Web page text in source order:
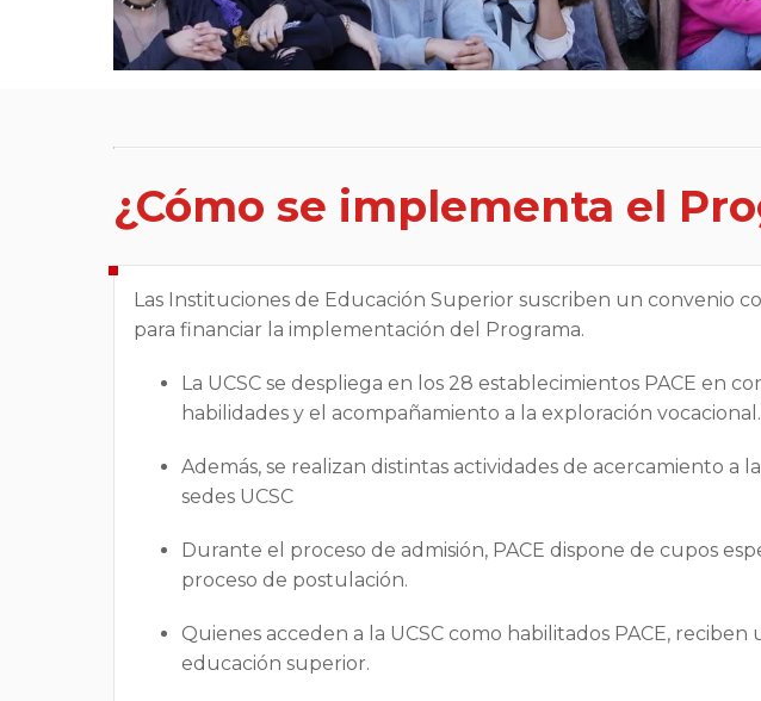
¿Cómo se implementa el
Las Instituciones de Educación Superior suscriben un convenio
para financiar la implementación del Programa.
La UCSC se despliega en los 28 establecimientos PACE en
habilidades y el acompañamiento a la exploración vocacional.
Además, se realizan distintas actividades de acercamiento
sedes UCSC
Durante el proceso de admisión, PACE dispone de cupos
proceso de postulación.
Quienes acceden a la UCSC como habilitados PACE,
educación superior.